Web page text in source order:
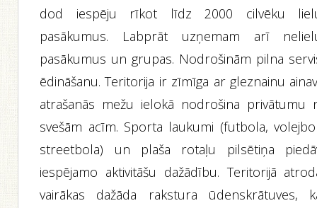
dod iespēju rīkot līdz 2000 cilvēku
pasākumus. Labprāt uzņemam arī
pasākumus un grupas. Nodrošinām pilna
ēdināšanu. Teritorija ir zīmīga ar gleznainu
atrašanās mežu ielokā nodrošina privātumu
svešām acīm. Sporta laukumi (futbola,
streetbola) un plaša rotaļu pilsētiņa
iespējamo aktivitāšu dažādību. Teritorijā
vairākas dažāda rakstura ūdenskrātuves,